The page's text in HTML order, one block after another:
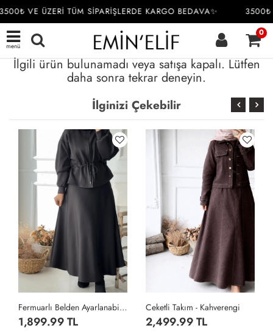
VE ÜZERİ TÜM SİPARİŞLERDE KARGO BEDAVA✨ 3500₺
menü
0
İlgili ürün bulunamadı veya satışa kapalı. Lütfen
daha sonra tekrar deneyin.
İlginizi Çekebilir
Fermuarlı Belden Ayarlanabilen Etekli Takım- Siyah
1,899.99 TL
Ceketli Takım - Kahverengi
2,499.99 TL